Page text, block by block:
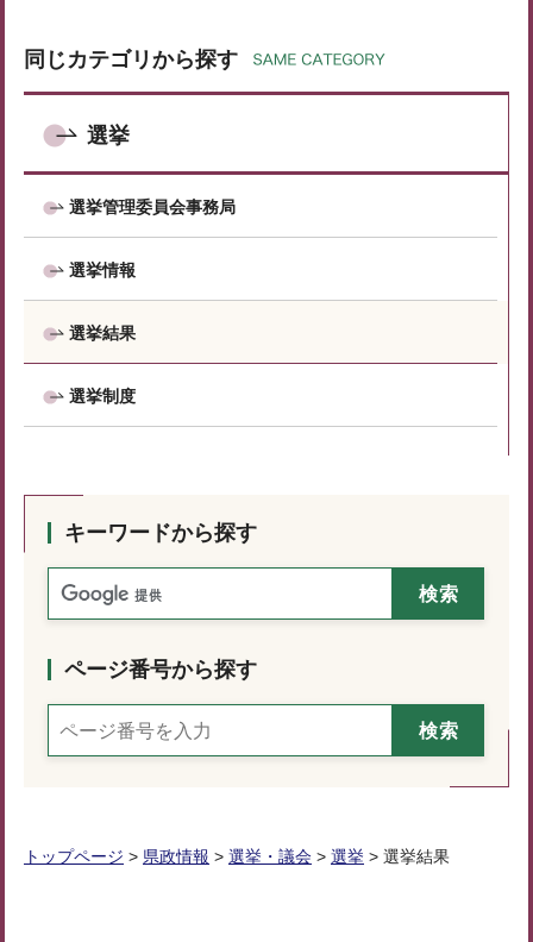
同じカテゴリから探す
選挙
選挙管理委員会事務局
選挙情報
選挙結果
選挙制度
キーワードから探す
ページ番号から探す
トップページ > 県政情報 > 選挙・議会 > 選挙 > 選挙結果